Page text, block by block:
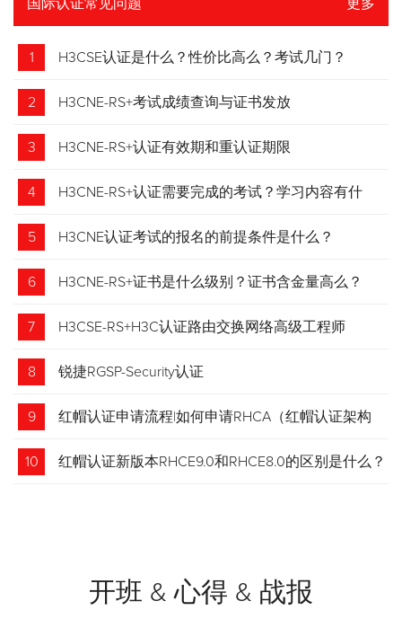
国际认证常见问题 更多
1 H3CSE认证是什么？性价比高么？考试几门？
2 H3CNE-RS+考试成绩查询与证书发放
3 H3CNE-RS+认证有效期和重认证期限
4 H3CNE-RS+认证需要完成的考试？学习内容有什
么？
5 H3CNE认证考试的报名的前提条件是什么？
6 H3CNE-RS+证书是什么级别？证书含金量高么？
7 H3CSE-RS+H3C认证路由交换网络高级工程师
8 锐捷RGSP-Security认证
9 红帽认证申请流程|如何申请RHCA（红帽认证架构
师）证书？申请步骤请收藏！
10 红帽认证新版本RHCE9.0和RHCE8.0的区别是什么？
开班 & 心得 & 战报